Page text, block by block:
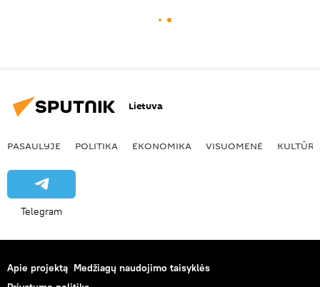
Lietuva
PASAULYJE POLITIKA EKONOMIKA VISUOMENĖ KULTŪRA
Telegram
Apie projektą Medžiagų naudojimo taisyklės